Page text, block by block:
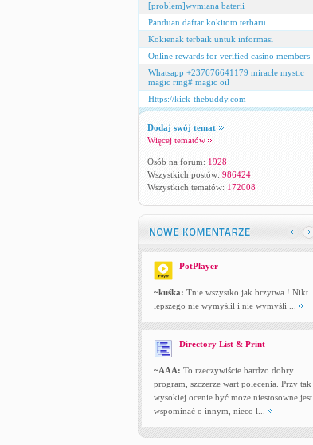
[problem]wymiana baterii
Panduan daftar kokitoto terbaru
Kokienak terbaik untuk informasi
Online rewards for verified casino members
Whatsapp +237676641179 miracle mystic
magic ring# magic oil
Https://kick-thebuddy.com
Dodaj swój temat
Więcej tematów
Osób na forum: 1928
Wszystkich postów: 986424
Wszystkich tematów: 172008
PotPlayer
~kuśka: Tnie wszystko jak brzytwa ! Nikt
lepszego nie wymyślił i nie wymyśli ...
Directory List & Print
~AAA: To rzeczywiście bardzo dobry
program, szczerze wart polecenia. Przy tak
wysokiej ocenie być może niestosowne jest
wspominać o innym, nieco l...